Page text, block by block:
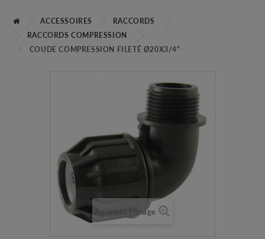
ACCESSOIRES
RACCORDS
RACCORDS COMPRESSION
COUDE COMPRESSION FILETÉ Ø20X3/4"
Agrandir l'image